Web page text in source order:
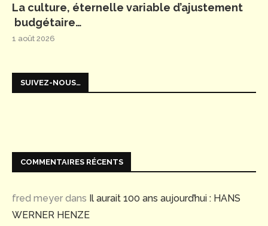
La culture, éternelle variable d’ajustement
budgétaire…
1 août 2026
SUIVEZ-NOUS…
COMMENTAIRES RÉCENTS
fred meyer dans Il aurait 100 ans aujourd’hui : HANS
WERNER HENZE